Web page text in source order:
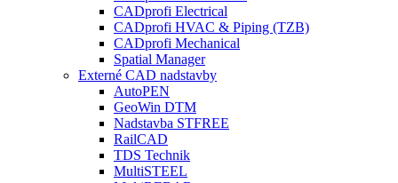
CADprofi Electrical
CADprofi HVAC & Piping (TZB)
CADprofi Mechanical
Spatial Manager
Externé CAD nadstavby
AutoPEN
GeoWin DTM
Nadstavba STFREE
RailCAD
TDS Technik
MultiSTEEL